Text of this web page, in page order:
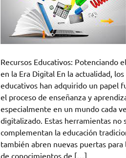
Educativos
Innovadores
Recursos Educativos: Potenciando
en la Era Digital En la actualidad,
educativos han adquirido un papel
el proceso de enseñanza y
especialmente en un mundo cada
digitalizado. Estas herramientas no
complementan la educación
también abren nuevas puertas para
de conocimientos de […]